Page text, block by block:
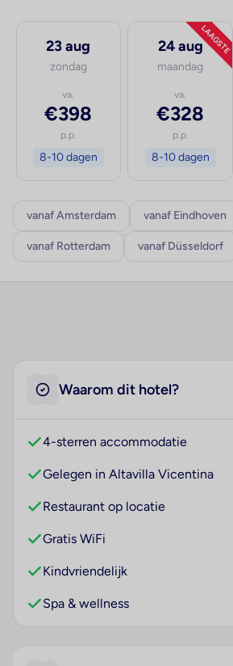
23 aug
zondag
va.
€398
p.p.
8-10 dagen
LAAGSTE
24 aug
maandag
va.
€328
p.p.
8-10 dagen
vanaf Amsterdam vanaf Eindhoven
vanaf Rotterdam vanaf Düsseldorf
Waarom dit hotel?
4-sterren accommodatie
Gelegen in Altavilla Vicentina
Restaurant op locatie
Gratis WiFi
Kindvriendelijk
Spa & wellness